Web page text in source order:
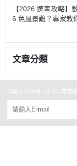
【2026 選畫攻略】
6 色風景難？專家教
文章分類
請輸入 E-mail，即可訂閱或